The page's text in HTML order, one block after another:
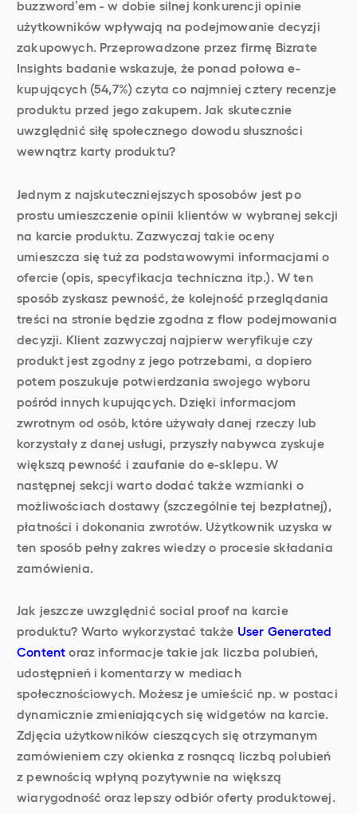
buzzword’em - w dobie silnej konkurencji opinie
użytkowników wpływają na podejmowanie decyzji
zakupowych. Przeprowadzone przez firmę Bizrate
Insights badanie wskazuje, że ponad połowa e-
kupujących (54,7%) czyta co najmniej cztery recenzje
produktu przed jego zakupem. Jak skutecznie
uwzględnić siłę społecznego dowodu słuszności
wewnątrz karty produktu?
Jednym z najskuteczniejszych sposobów jest po
prostu umieszczenie opinii klientów w wybranej sekcji
na karcie produktu. Zazwyczaj takie oceny
umieszcza się tuż za podstawowymi informacjami o
ofercie (opis, specyfikacja techniczna itp.). W ten
sposób zyskasz pewność, że kolejność przeglądania
treści na stronie będzie zgodna z flow podejmowania
decyzji. Klient zazwyczaj najpierw weryfikuje czy
produkt jest zgodny z jego potrzebami, a dopiero
potem poszukuje potwierdzania swojego wyboru
pośród innych kupujących. Dzięki informacjom
zwrotnym od osób, które używały danej rzeczy lub
korzystały z danej usługi, przyszły nabywca zyskuje
większą pewność i zaufanie do e-sklepu. W
następnej sekcji warto dodać także wzmianki o
możliwościach dostawy (szczególnie tej bezpłatnej),
płatności i dokonania zwrotów. Użytkownik uzyska w
ten sposób pełny zakres wiedzy o procesie składania
zamówienia.
Jak jeszcze uwzględnić social proof na karcie
produktu? Warto wykorzystać także User Generated
Content oraz informacje takie jak liczba polubień,
udostępnień i komentarzy w mediach
społecznościowych. Możesz je umieścić np. w postaci
dynamicznie zmieniających się widgetów na karcie.
Zdjęcia użytkowników cieszących się otrzymanym
zamówieniem czy okienka z rosnącą liczbą polubień
z pewnością wpłyną pozytywnie na większą
wiarygodność oraz lepszy odbiór oferty produktowej.